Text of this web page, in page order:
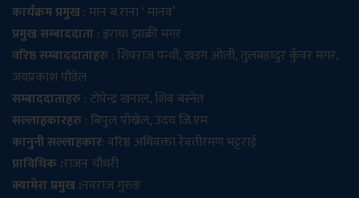
कार्यक्रम प्रमुख: मान ब.राना ‘ मानव’
प्रमुख सम्बाददाता: इराधा झाक्री मगर
वरिष्ठ सम्बाददाताहरु: शिवराज पन्थी, खडग ओली, तुलबहादुर कुँवर मगर,
जयप्रकाश पौडेल
सम्बाददाताहरु: टोपेन्द्र खनाल, शिव बस्नेत
सल्लाहकारहरु: बिपुल पोख्रेल, उदय जि.एम
कानुनी सल्लाहकार: वरिष्ठ अधिवक्ता रेवतीरमण भट्टराई
प्राविधिक :राजन चौधरी
क्यामेरा प्रमुख :नवराज गुरुङ